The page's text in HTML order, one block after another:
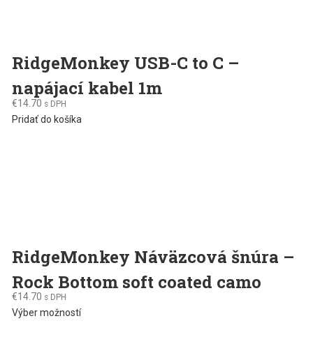
RidgeMonkey USB-C to C –
napájací kabel 1m
€14.70 s DPH
Pridať do košíka
RidgeMonkey Náväzcová šnúra –
Rock Bottom soft coated camo
€14.70 s DPH
Výber možnostíThis